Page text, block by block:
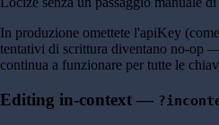
In produzione omettete l'apiKey
tentativi di scrittura diventano no-op
continua a funzionare per tutte le
Editing in-context —